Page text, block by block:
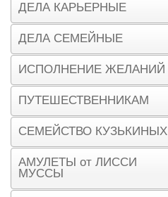
ДЕЛА КАРЬЕРНЫЕ
ДЕЛА СЕМЕЙНЫЕ
ИСПОЛНЕНИЕ ЖЕЛАНИЙ
ПУТЕШЕСТВЕННИКАМ
СЕМЕЙСТВО КУЗЬКИНЫХ
АМУЛЕТЫ от ЛИССИ
МУССЫ